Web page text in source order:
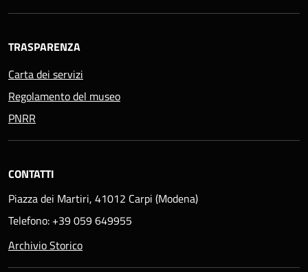
TRASPARENZA
Carta dei servizi
Regolamento del museo
PNRR
CONTATTI
Piazza dei Martiri, 41012 Carpi (Modena)
Telefono: +39 059 649955
Archivio Storico